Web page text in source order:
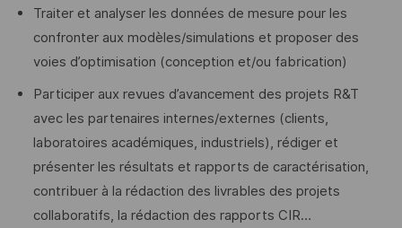
Traiter et analyser les données de mesure pour les
confronter aux modèles/simulations et proposer des
voies d’optimisation (conception et/ou fabrication)
Participer aux revues d’avancement des projets R&T
avec les partenaires internes/externes (clients,
laboratoires académiques, industriels), rédiger et
présenter les résultats et rapports de caractérisation,
contribuer à la rédaction des livrables des projets
collaboratifs, la rédaction des rapports CIR…